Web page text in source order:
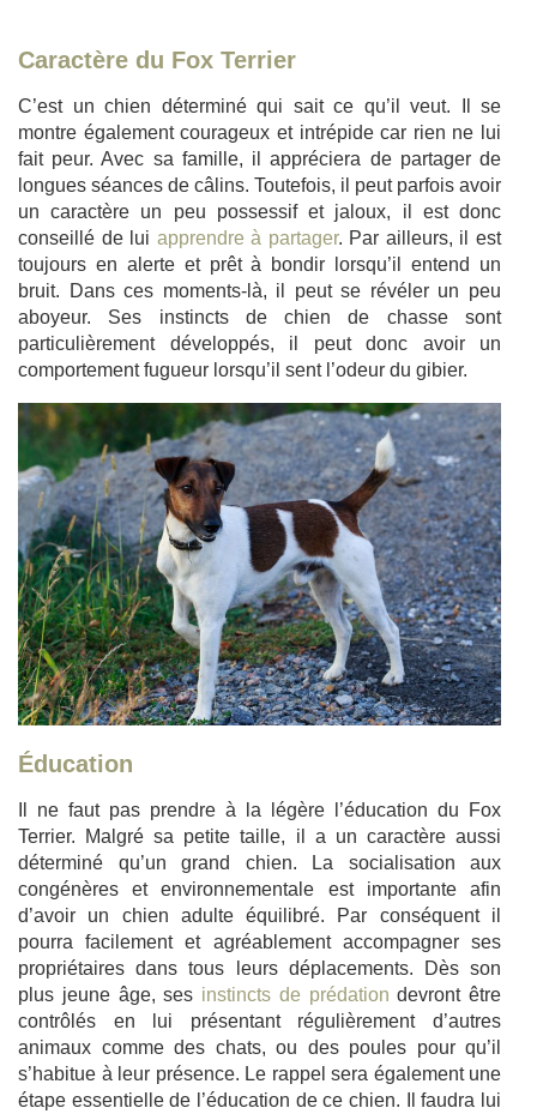
Caractère du Fox Terrier
C’est un chien déterminé qui sait ce qu’il veut. Il se
montre également courageux et intrépide car rien ne lui
fait peur. Avec sa famille, il appréciera de partager de
longues séances de câlins. Toutefois, il peut parfois avoir
un caractère un peu possessif et jaloux, il est donc
conseillé de lui apprendre à partager. Par ailleurs, il est
toujours en alerte et prêt à bondir lorsqu’il entend un
bruit. Dans ces moments-là, il peut se révéler un peu
aboyeur. Ses instincts de chien de chasse sont
particulièrement développés, il peut donc avoir un
comportement fugueur lorsqu’il sent l’odeur du gibier.
Éducation
Il ne faut pas prendre à la légère l’éducation du Fox
Terrier. Malgré sa petite taille, il a un caractère aussi
déterminé qu’un grand chien. La socialisation aux
congénères et environnementale est importante afin
d’avoir un chien adulte équilibré. Par conséquent il
pourra facilement et agréablement accompagner ses
propriétaires dans tous leurs déplacements. Dès son
plus jeune âge, ses instincts de prédation devront être
contrôlés en lui présentant régulièrement d’autres
animaux comme des chats, ou des poules pour qu’il
s’habitue à leur présence. Le rappel sera également une
étape essentielle de l’éducation de ce chien. Il faudra lui